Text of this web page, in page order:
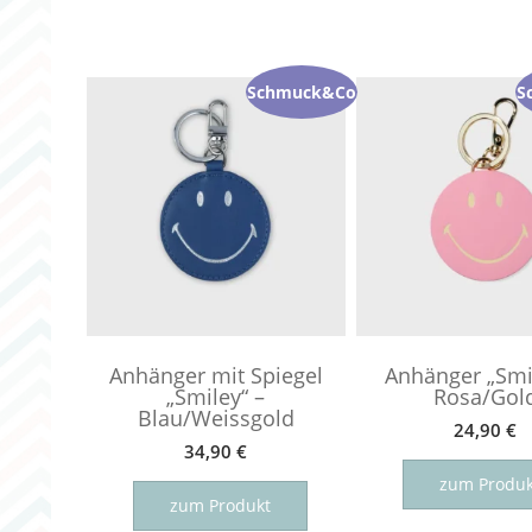
Schmuck&Co
Anhänger mit Spiegel
„Smiley“ –
Blau/Weissgold
34,90€
zum Produkt
Anhänger
Rosa/
24,90€
zum